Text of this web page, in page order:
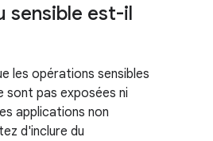
sensible est-il
les opérations sensibles
sont pas exposées ni
applications non
d'inclure du